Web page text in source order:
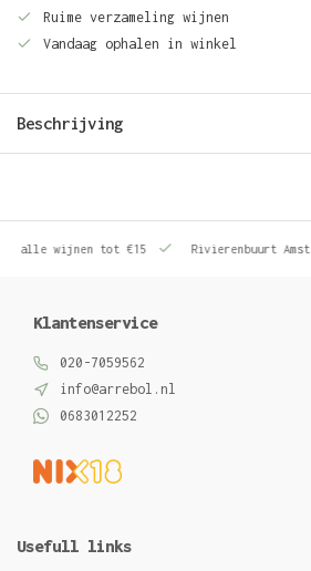
Ruime verzameling wijnen
Vandaag ophalen in winkel
Beschrijving
wijnen tot €15 Rivierenbuurt Amsterdam
Klantenservice
020-7059562
info@arrebol.nl
0683012252
Usefull links